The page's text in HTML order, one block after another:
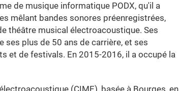
de musique informatique PODX, qu'il a
mêlant bandes sonores préenregistrées,
théâtre musical électroacoustique. Ses
plus de 50 ans de carrière, et ses
et de festivals. En 2015-2016, il a occupé la
(CIME), basée à Bourges, en